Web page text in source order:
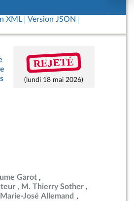
XML
Version JSON
REJETÉ
(lundi 18 mai 2026)
Garot
M. Thierry Sother
José Allemand